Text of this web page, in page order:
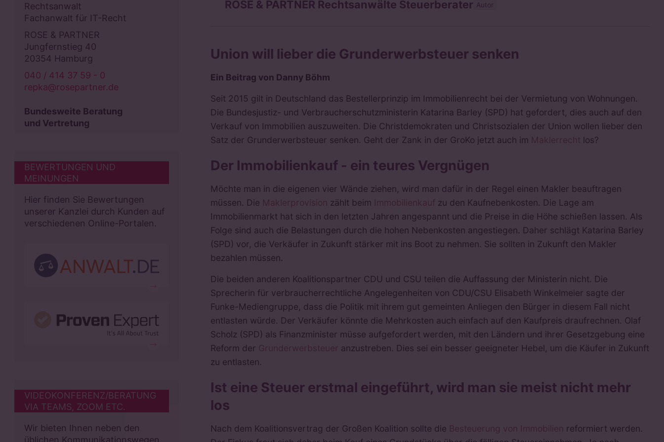
ROSE & PARTNER Rechtsanwälte Steuerberater Autor
Union will lieber die Grunderwerbsteuer senken
Ein Beitrag von Danny Böhm
Seit 2015 gilt in Deutschland das Bestellerprinzip im Immobilienrecht bei der Vermietung von Wohnungen.
Die Bundesjustiz- und Verbraucherschutzministerin Katarina Barley (SPD) hat gefordert, dies auch auf den
Verkauf von Immobilien auszuweiten. Die Christdemokraten und Christsozialen der Union wollen lieber den
Satz der Grunderwerbsteuer senken. Geht der Zank in der GroKo jetzt auch im Maklerrecht los?
Der Immobilienkauf - ein teures Vergnügen
Möchte man in die eigenen vier Wände ziehen, wird man dafür in der Regel einen Makler beauftragen
müssen. Die Maklerprovision zählt beim Immobilienkauf zu den Kaufnebenkosten. Die Lage am
Immobilienmarkt hat sich in den letzten Jahren angespannt und die Preise in die Höhe schießen lassen. Als
Folge sind auch die Belastungen durch die hohen Nebenkosten angestiegen. Daher schlägt Katarina Barley
(SPD) vor, die Verkäufer in Zukunft stärker mit ins Boot zu nehmen. Sie sollten in Zukunft den Makler
bezahlen müssen.
Die beiden anderen Koalitionspartner CDU und CSU teilen die Auffassung der Ministerin nicht. Die
Sprecherin für verbraucherrechtliche Angelegenheiten von CDU/CSU Elisabeth Winkelmeier sagte der
Funke-Mediengruppe, dass die Politik mit ihrem gut gemeinten Anliegen den Bürger in diesem Fall nicht
entlasten würde. Der Verkäufer könnte die Mehrkosten auch einfach auf den Kaufpreis draufrechnen. Olaf
Scholz (SPD) als Finanzminister müsse aufgefordert werden, mit den Ländern und ihrer Gesetzgebung eine
Reform der Grunderwerbsteuer anzustreben. Dies sei ein besser geeigneter Hebel, um die Käufer in Zukunft
zu entlasten.
Ist eine Steuer erstmal eingeführt, wird man sie meist nicht mehr
los
Nach dem Koalitionsvertrag der Großen Koalition sollte die Besteuerung von Immobilien reformiert werden.
Rechtsanwalt
Fachanwalt für IT-Recht
ROSE & PARTNER
Jungfernstieg 40
20354 Hamburg
040 / 414 37 59 - 0
repka@rosepartner.de
Bundesweite Beratung
und Vertretung
BEWERTUNGEN UND
MEINUNGEN
Hier finden Sie Bewertungen
unserer Kanzlei durch Kunden auf
verschiedenen Online-Portalen.
VIDEOKONFERENZ/BERATUNG
VIA TEAMS, ZOOM ETC.
Wir bieten Ihnen neben den
üblichen Kommunikationswegen